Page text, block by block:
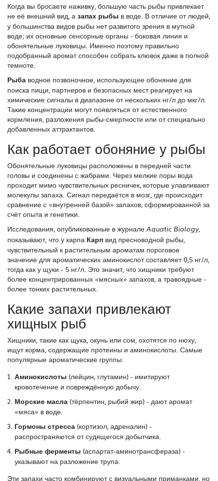
Когда вы бросаете наживку, большую часть рыбы привлекает
не её внешний вид, а запах рыбы в воде. В отличие от людей,
у большинства видов рыбы нет развитого зрения в мутной
воде; их основные сенсорные органы - боковая линия и
обонятельные луковицы. Именно поэтому правильно
подобранный аромат способен собрать клювок даже в полной
темноте.
Рыба водное позвоночное, использующее обоняние для
поиска пищи, партнеров и безопасных местреагирует на
химические сигналы в диапазоне от нескольких нг/л до мкг/л.
Такие концентрации могут появляться от естественного
кормления, разложения рыбы‑смертности или от специально
добавленных аттрактантов.
Как работает обоняние у рыбы
Обонятельные луковицы расположены в передней части
головы и соединены с жабрами. Через мелкие поры вода
проходит мимо чувствительных ресничек, которые улавливают
молекулы запаха. Сигнал передаётся в мозг, где происходит
сравнение с «внутренней базой» запахов, сформированной за
счёт опыта и генетики.
Исследования, опубликованные в журналеAquatic Biology,
показывают, что у карпа Карп вид пресноводной рыбы,
чувствительный к растительным ароматам пороговое
значение для ароматических аминокислот составляет 0,5 нг/л,
тогда как у щуки - 5 нг/л. Это значит, что хищники требуют
более концентрированных «мясных» запахов, а травоядные -
более тонких растительных.
Какие запахи привлекают
хищных рыб
Хищники, такие как щука, окунь или сом, охотятся по нюху,
ищут корма, содержащие протеины и аминокислоты. Самые
популярные ароматические группы:
Аминокислоты (лейцин, глутамин) - имитируют
кровотечение и повреждённую добычу.
Морские масла (тёрпентин, рыбий жир) - дают аромат
«мяса» в воде.
Гормоны стресса (кортизол, адреналин) -
распространяются от судящегося добытчика.
Рыбные ферменты (аспартат-аминотрансфераза) -
указывают на разложение трупа.
Эти запахи часто комбинируют с визуальными приманками, но